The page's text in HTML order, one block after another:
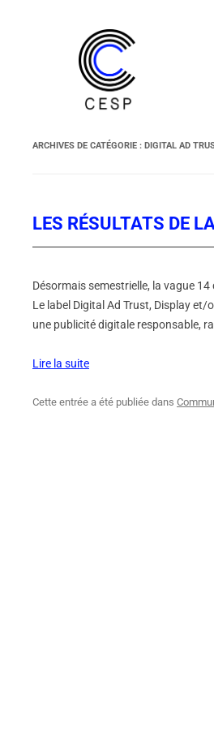
ARCHIVES DE CATÉGORIE : DIGITAL AD
LES RÉSULTATS DE
Désormais semestrielle, la vague
Le label Digital Ad Trust, Display
une publicité digitale responsable,
Lire la suite
Cette entrée a été publiée dans